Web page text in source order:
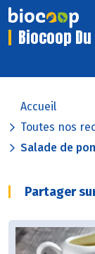
Biocoop
Accueil
Toutes nos
Salade de
Partager